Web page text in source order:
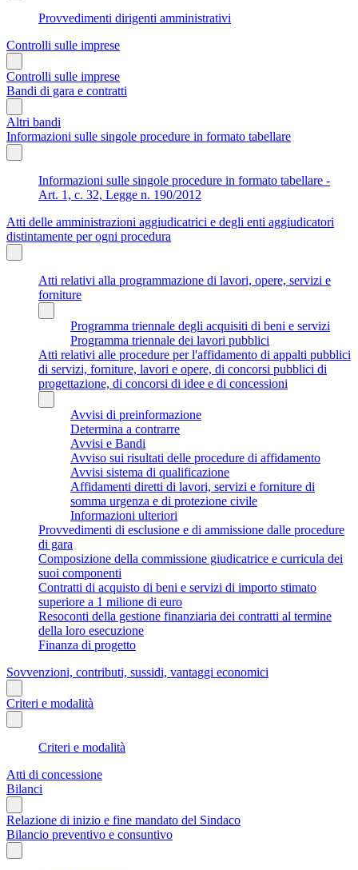
Provvedimenti dirigenti amministrativi
Controlli sulle imprese
Controlli sulle imprese
Bandi di gara e contratti
Altri bandi
Informazioni sulle singole procedure in formato tabellare
Informazioni sulle singole procedure in formato tabellare -
Art. 1, c. 32, Legge n. 190/2012
Atti delle amministrazioni aggiudicatrici e degli enti aggiudicatori
distintamente per ogni procedura
Atti relativi alla programmazione di lavori, opere, servizi e
forniture
Programma triennale degli acquisiti di beni e servizi
Programma triennale dei lavori pubblici
Atti relativi alle procedure per l'affidamento di appalti pubblici
di servizi, forniture, lavori e opere, di concorsi pubblici di
progettazione, di concorsi di idee e di concessioni
Avvisi di preinformazione
Determina a contrarre
Avvisi e Bandi
Avviso sui risultati delle procedure di affidamento
Avvisi sistema di qualificazione
Affidamenti diretti di lavori, servizi e forniture di
somma urgenza e di protezione civile
Informazioni ulteriori
Provvedimenti di esclusione e di ammissione dalle procedure
di gara
Composizione della commissione giudicatrice e curricula dei
suoi componenti
Contratti di acquisto di beni e servizi di importo stimato
superiore a 1 milione di euro
Resoconti della gestione finanziaria dei contratti al termine
della loro esecuzione
Finanza di progetto
Sovvenzioni, contributi, sussidi, vantaggi economici
Criteri e modalità
Criteri e modalità
Atti di concessione
Bilanci
Relazione di inizio e fine mandato del Sindaco
Bilancio preventivo e consuntivo